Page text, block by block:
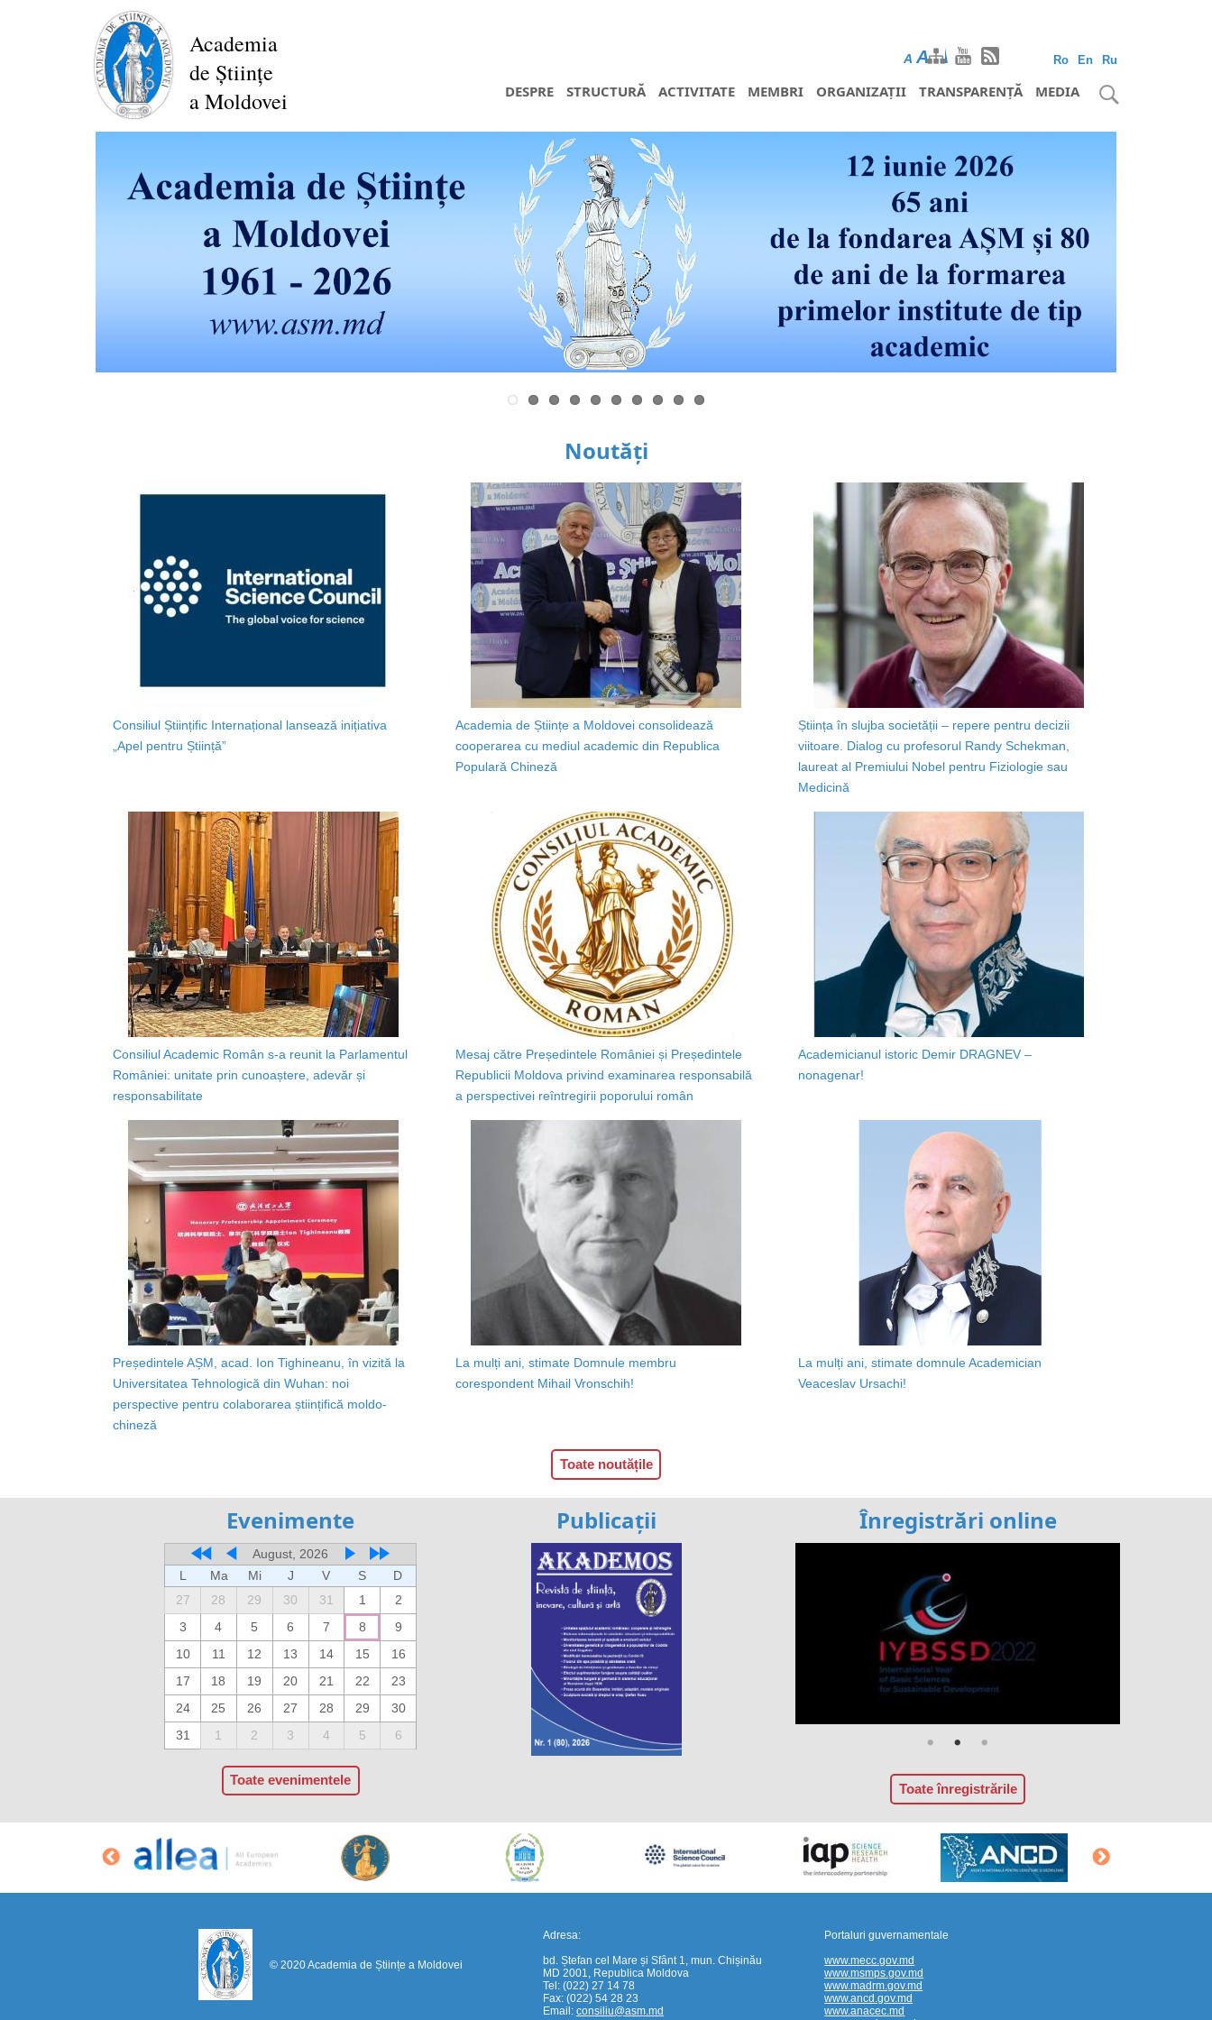
Academia
de Științe
a Moldovei
Ro En Ru
A AA
DESPRE STRUCTURĂ ACTIVITATE MEMBRI ORGANIZAȚII TRANSPARENȚĂ MEDIA
Noutăți
Consiliul Științific Internațional lansează inițiativa
„Apel pentru Știință”
Academia de Științe a Moldovei consolidează
cooperarea cu mediul academic din Republica
Populară Chineză
Știința în slujba societății – repere pentru decizii
viitoare. Dialog cu profesorul Randy Schekman,
laureat al Premiului Nobel pentru Fiziologie sau
Medicină
Consiliul Academic Român s-a reunit la Parlamentul
României: unitate prin cunoaștere, adevăr și
responsabilitate
Mesaj către Președintele României și Președintele
Republicii Moldova privind examinarea responsabilă
a perspectivei reîntregirii poporului român
Academicianul istoric Demir DRAGNEV –
nonagenar!
Președintele AȘM, acad. Ion Tighineanu, în vizită la
Universitatea Tehnologică din Wuhan: noi
perspective pentru colaborarea științifică moldo-
chineză
La mulți ani, stimate Domnule membru
corespondent Mihail Vronschih!
La mulți ani, stimate domnule Academician
Veaceslav Ursachi!
Toate noutățile
Evenimente
August, 2026
L
Ma Mi J V S
D
27
28 29 30 31 1
2
3
4 5 6 7 8
9
10
11 12 13 14 15
16
17
18 19 20 21 22
23
24
25 26 27 28 29
30
31
1 2 3 4 5 6
Toate evenimentele
Publicații Înregistrări online
Toate înregistrările
© 2020 Academia de Științe a Moldovei
Adresa:
bd. Ștefan cel Mare și Sfânt 1, mun. Chișinău
MD 2001, Republica Moldova
Tel: (022) 27 14 78
Fax: (022) 54 28 23
Email: consiliu@asm.md
Portaluri guvernamentale
www.mecc.gov.md
www.msmps.gov.md
www.madrm.gov.md
www.ancd.gov.md
www.anacec.md